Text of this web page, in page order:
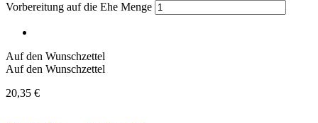
Vorbereitung auf die Ehe Menge
Auf den Wunschzettel
Auf den Wunschzettel
20,35 €